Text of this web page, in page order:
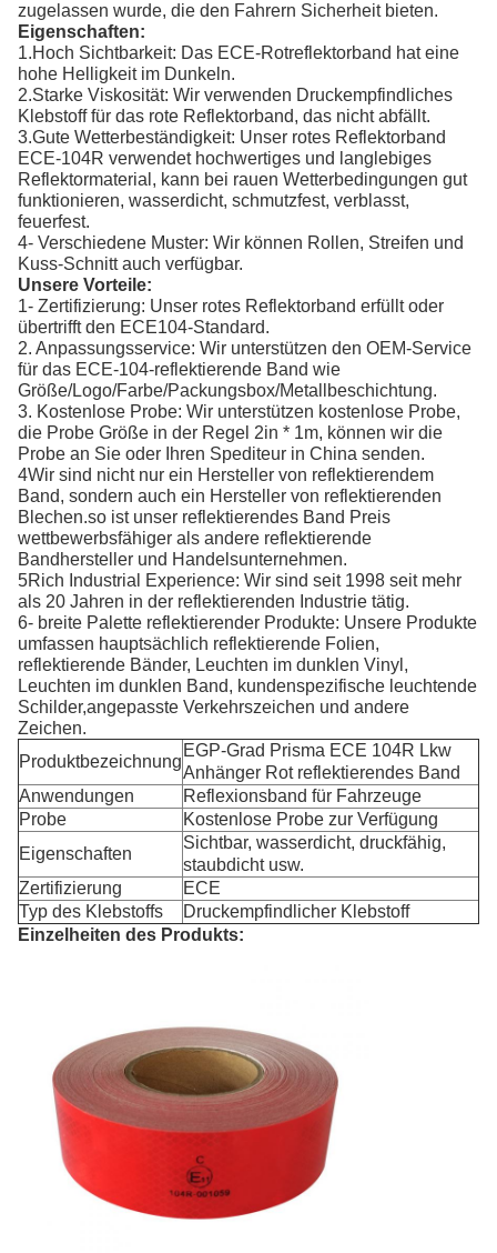
zugelassen wurde, die den Fahrern Sicherheit bieten.
Eigenschaften:
1.Hoch Sichtbarkeit: Das ECE-Rotreflektorband hat eine
hohe Helligkeit im Dunkeln.
2.Starke Viskosität: Wir verwenden Druckempfindliches
Klebstoff für das rote Reflektorband, das nicht abfällt.
3.Gute Wetterbeständigkeit: Unser rotes Reflektorband
ECE-104R verwendet hochwertiges und langlebiges
Reflektormaterial, kann bei rauen Wetterbedingungen gut
funktionieren, wasserdicht, schmutzfest, verblasst,
feuerfest.
4- Verschiedene Muster: Wir können Rollen, Streifen und
Kuss-Schnitt auch verfügbar.
Unsere Vorteile:
1- Zertifizierung: Unser rotes Reflektorband erfüllt oder
übertrifft den ECE104-Standard.
2. Anpassungsservice: Wir unterstützen den OEM-Service
für das ECE-104-reflektierende Band wie
Größe/Logo/Farbe/Packungsbox/Metallbeschichtung.
3. Kostenlose Probe: Wir unterstützen kostenlose Probe,
die Probe Größe in der Regel 2in * 1m, können wir die
Probe an Sie oder Ihren Spediteur in China senden.
4Wir sind nicht nur ein Hersteller von reflektierendem
Band, sondern auch ein Hersteller von reflektierenden
Blechen.so ist unser reflektierendes Band Preis
wettbewerbsfähiger als andere reflektierende
Bandhersteller und Handelsunternehmen.
5Rich Industrial Experience: Wir sind seit 1998 seit mehr
als 20 Jahren in der reflektierenden Industrie tätig.
6- breite Palette reflektierender Produkte: Unsere Produkte
umfassen hauptsächlich reflektierende Folien,
reflektierende Bänder, Leuchten im dunklen Vinyl,
Leuchten im dunklen Band, kundenspezifische leuchtende
Schilder,angepasste Verkehrszeichen und andere
Zeichen.
Produktbezeichnung
EGP-Grad Prisma ECE 104R Lkw
Anhänger Rot reflektierendes Band
Anwendungen
Reflexionsband für Fahrzeuge
Probe
Kostenlose Probe zur Verfügung
Eigenschaften
Sichtbar, wasserdicht, druckfähig,
staubdicht usw.
Zertifizierung
ECE
Typ des Klebstoffs
Druckempfindlicher Klebstoff
Einzelheiten des Produkts: